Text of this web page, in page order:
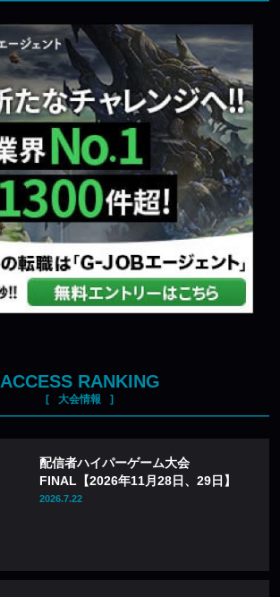
ACCESS RANKING
大会情報
配信者ハイパーゲーム大会
FINAL【2026年11月28日、29日】
2026.7.22